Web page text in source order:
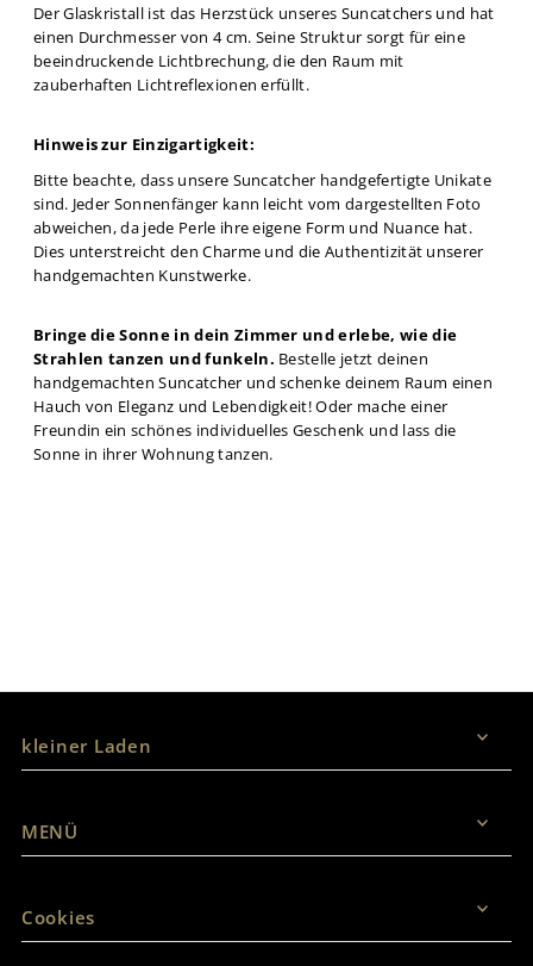
Der Glaskristall ist das Herzstück unseres Suncatchers und hat
einen Durchmesser von 4 cm. Seine Struktur sorgt für eine
beeindruckende Lichtbrechung, die den Raum mit
zauberhaften Lichtreflexionen erfüllt.
Hinweis zur Einzigartigkeit:
Bitte beachte, dass unsere Suncatcher handgefertigte Unikate
sind. Jeder Sonnenfänger kann leicht vom dargestellten Foto
abweichen, da jede Perle ihre eigene Form und Nuance hat.
Dies unterstreicht den Charme und die Authentizität unserer
handgemachten Kunstwerke.
Bringe die Sonne in dein Zimmer und erlebe, wie die
Strahlen tanzen und funkeln. Bestelle jetzt deinen
handgemachten Suncatcher und schenke deinem Raum einen
Hauch von Eleganz und Lebendigkeit! Oder mache einer
Freundin ein schönes individuelles Geschenk und lass die
Sonne in ihrer Wohnung tanzen.
kleiner Laden
MENÜ
Cookies